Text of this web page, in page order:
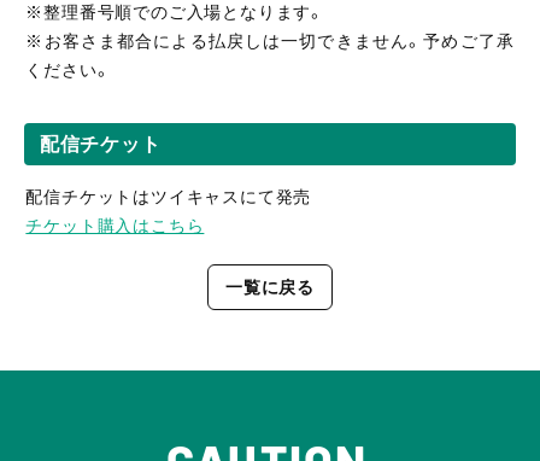
※整理番号順でのご入場となります。
※お客さま都合による払戻しは一切できません。予めご了承
ください。
配信チケット
配信チケットはツイキャスにて発売
チケット購入はこちら
一覧に戻る